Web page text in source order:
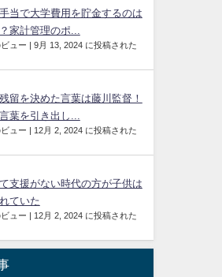
当で大学費用を貯金するのは
家計管理のポ...
ュー | 9月 13, 2024 に投稿された
留を決めた言葉は藤川監督！
葉を引き出し...
ュー | 12月 2, 2024 に投稿された
支援がない時代の方が子供は
ていた
ュー | 12月 2, 2024 に投稿された